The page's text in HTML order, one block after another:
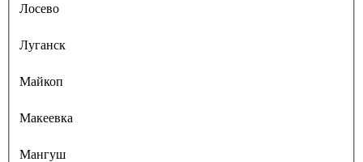
Лосево
Луганск
Майкоп
Макеевка
Мангуш